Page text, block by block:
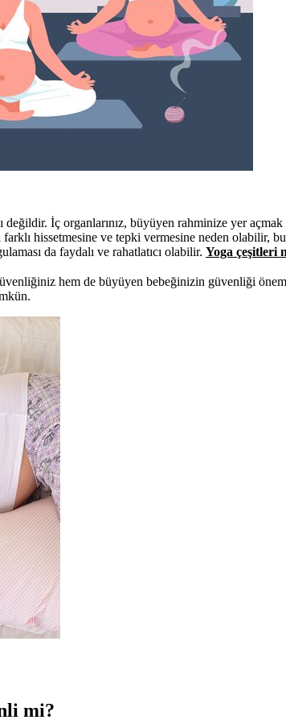
İç organlarınız, büyüyen rahminize yer
farklı hissetmesine ve tepki vermesine neden olabilir,
da faydalı ve rahatlatıcı olabilir. Yoga çeşitleri
hem de büyüyen bebeğinizin güvenliği
mi?